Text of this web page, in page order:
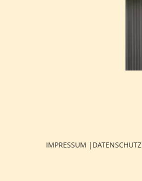
IMPRESSUM | DATENSCHUTZ